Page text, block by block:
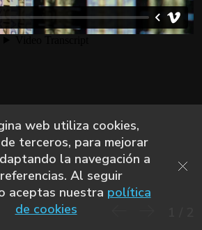
web utiliza cookies,
terceros, para mejorar
la navegación a
Al seguir
aceptas nuestra política
de cookies